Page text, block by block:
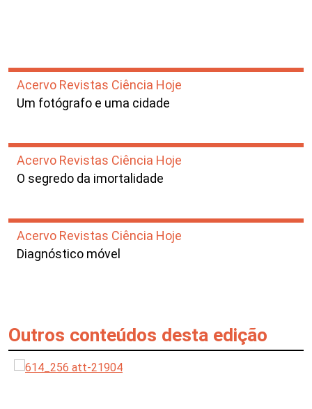
Acervo Revistas Ciência Hoje
Um fotógrafo e uma cidade
Acervo Revistas Ciência Hoje
O segredo da imortalidade
Acervo Revistas Ciência Hoje
Diagnóstico móvel
Outros conteúdos desta edição